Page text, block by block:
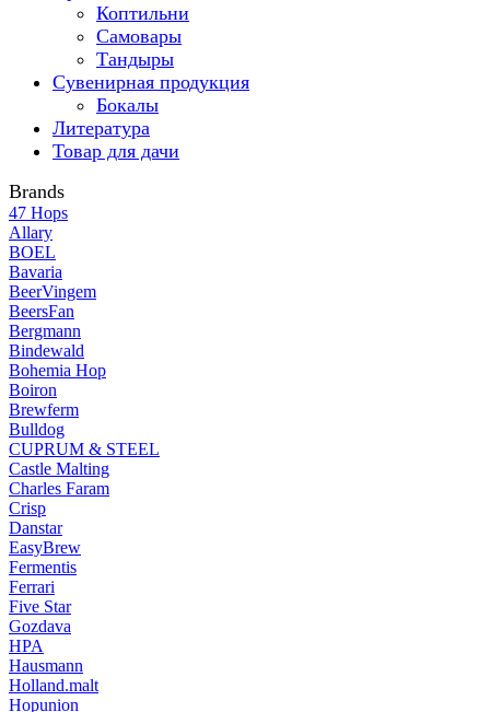
Коптильни
Самовары
Тандыры
Сувенирная продукция
Бокалы
Литература
Товар для дачи
Brands
47 Hops
Allary
BOEL
Bavaria
BeerVingem
BeersFan
Bergmann
Bindewald
Bohemia Hop
Boiron
Brewferm
Bulldog
CUPRUM & STEEL
Castle Malting
Charles Faram
Crisp
Danstar
EasyBrew
Fermentis
Ferrari
Five Star
Gozdava
HPA
Hausmann
Holland.malt
Hopunion